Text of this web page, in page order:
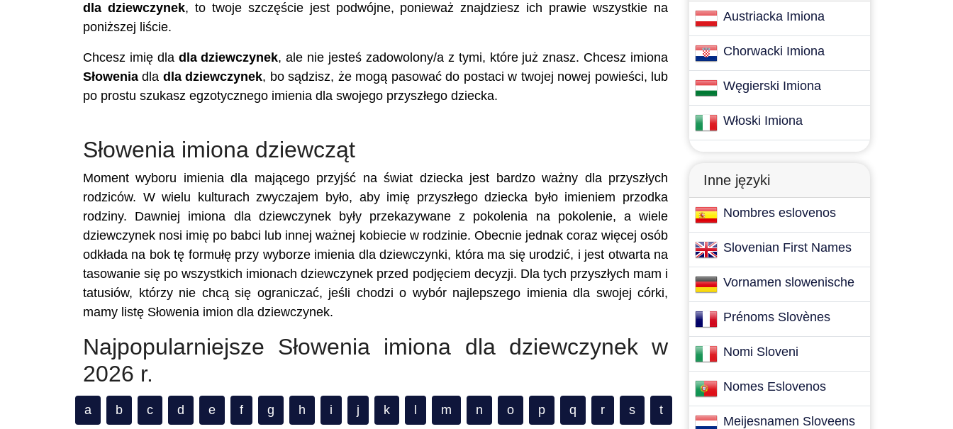
dla dziewczynek, to twoje szczęście jest podwójne, ponieważ znajdziesz ich prawie wszystkie na
poniższej liście.
Chcesz imię dla dla dziewczynek, ale nie jesteś zadowolony/a z tymi, które już znasz. Chcesz imiona
Słowenia dla dla dziewczynek, bo sądzisz, że mogą pasować do postaci w twojej nowej powieści, lub
po prostu szukasz egzotycznego imienia dla swojego przyszłego dziecka.
Słowenia imiona dziewcząt
Moment wyboru imienia dla mającego przyjść na świat dziecka jest bardzo ważny dla przyszłych
rodziców. W wielu kulturach zwyczajem było, aby imię przyszłego dziecka było imieniem przodka
rodziny. Dawniej imiona dla dziewczynek były przekazywane z pokolenia na pokolenie, a wiele
dziewczynek nosi imię po babci lub innej ważnej kobiecie w rodzinie. Obecnie jednak coraz więcej osób
odkłada na bok tę formułę przy wyborze imienia dla dziewczynki, która ma się urodzić, i jest otwarta na
tasowanie się po wszystkich imionach dziewczynek przed podjęciem decyzji. Dla tych przyszłych mam i
tatusiów, którzy nie chcą się ograniczać, jeśli chodzi o wybór najlepszego imienia dla swojej córki,
mamy listę Słowenia imion dla dziewczynek.
Najpopularniejsze Słowenia imiona dla dziewczynek w
2026 r.
a b c d e f g h i j k m n o p q r s t
Austriacka Imiona
Chorwacki Imiona
Węgierski Imiona
Włoski Imiona
Inne języki
Nombres eslovenos
Slovenian First Names
Vornamen slowenische
Prénoms Slovènes
Nomi Sloveni
Nomes Eslovenos
Meijesnamen Sloveens